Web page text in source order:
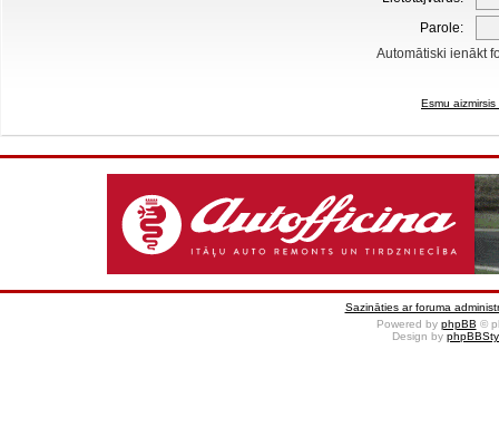
Parole:
Automātiski ienākt
Esmu
Sazināties ar foruma
Powered by phpBB ©
Design by